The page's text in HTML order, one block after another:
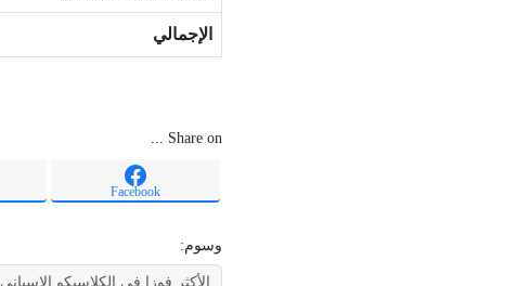
الإجمالي
Share on ...
Facebook
وسوم:
الأكثر فوزا في الكلاسيكو الاسباني